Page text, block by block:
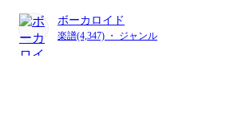
ボーカロイド
楽譜(4,347) ・ ジャンル